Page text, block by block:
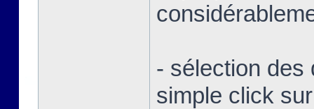
- sélection des
simple click